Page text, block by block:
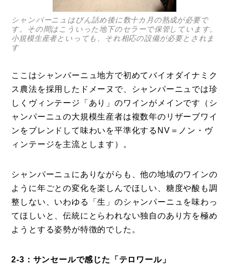
シャンパーニュはびん詰め後に数十カ月の熟成が必要で
す。その間はこういった地下のセラーで保管しています。
小規模生産者といっても、それ相応の設備が必要とされま
す
ここはシャンパーニュ地方で初めてバイオダイナミク
ス農法を採用したドメーヌで、シャンパーニュでは珍
しくヴィンテージ「あり」のワインがメインです（シ
ャンパーニュの大規模生産者は複数年のリザーブワイ
ンをブレンドして味わいを平準化するNV＝ノン・ヴ
ィンテージを主流とします）。
シャンパーニュにありながらも、他の地域のワインの
ように年ごとの変化を楽しんでほしい、糖度や酸も調
整しない、いわゆる「生」のシャンパーニュを味わっ
てほしいと、伝統にとらわれない独自のあり方を極め
ようとする姿勢が特徴的でした。
2-3：サンセールで感じた「テロワール」